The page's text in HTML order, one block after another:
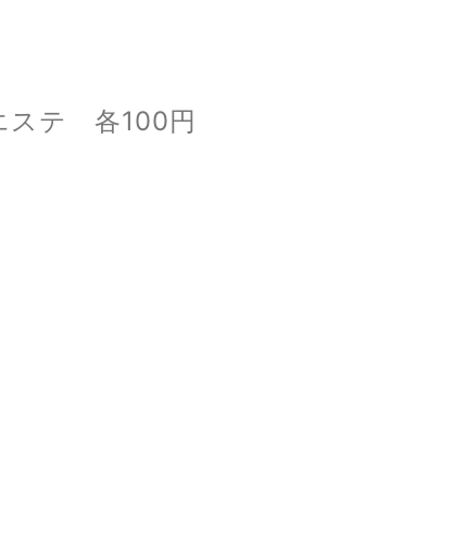
ステ 各100円